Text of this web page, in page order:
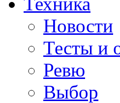
Новости
Тесты и
Ревю
Выбор